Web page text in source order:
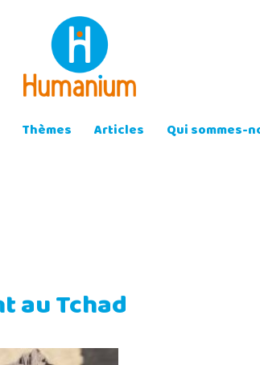
Thèmes Articles Qui sommes-
au Tchad